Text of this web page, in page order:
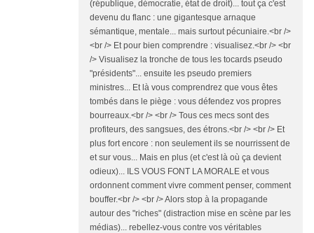
(république, démocratie, état de droit)... tout ça c'est
devenu du flanc : une gigantesque arnaque
sémantique, mentale... mais surtout pécuniaire.<br />
<br /> Et pour bien comprendre : visualisez.<br /> <br
/> Visualisez la tronche de tous les tocards pseudo
"présidents"... ensuite les pseudo premiers
ministres... Et là vous comprendrez que vous êtes
tombés dans le piège : vous défendez vos propres
bourreaux.<br /> <br /> Tous ces mecs sont des
profiteurs, des sangsues, des étrons.<br /> <br /> Et
plus fort encore : non seulement ils se nourrissent de
et sur vous... Mais en plus (et c'est là où ça devient
odieux)... ILS VOUS FONT LA MORALE et vous
ordonnent comment vivre comment penser, comment
bouffer.<br /> <br /> Alors stop à la propagande
autour des "riches" (distraction mise en scène par les
médias)... rebellez-vous contre vos véritables